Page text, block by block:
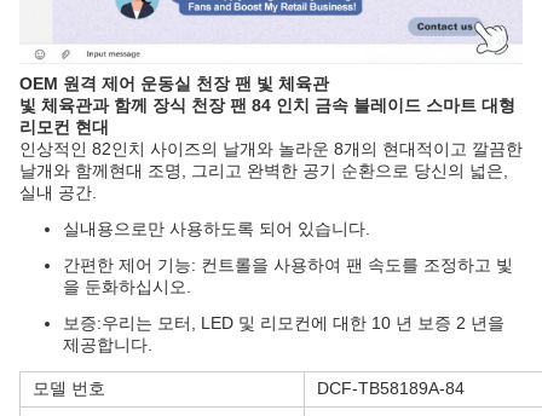
OEM 원격 제어 운동실 천장 팬 빛 체육관
빛 체육관과 함께 장식 천장 팬 84 인치 금속 블레이드 스마트 대형
리모컨 현대
인상적인 82인치 사이즈의 날개와 놀라운 8개의 현대적이고 깔끔한
날개와 함께현대 조명, 그리고 완벽한 공기 순환으로 당신의 넓은,
실내 공간.
실내용으로만 사용하도록 되어 있습니다.
간편한 제어 기능: 컨트롤을 사용하여 팬 속도를 조정하고 빛
을 둔화하십시오.
보증:우리는 모터, LED 및 리모컨에 대한 10 년 보증 2 년을
제공합니다.
모델 번호
DCF-TB58189A-84